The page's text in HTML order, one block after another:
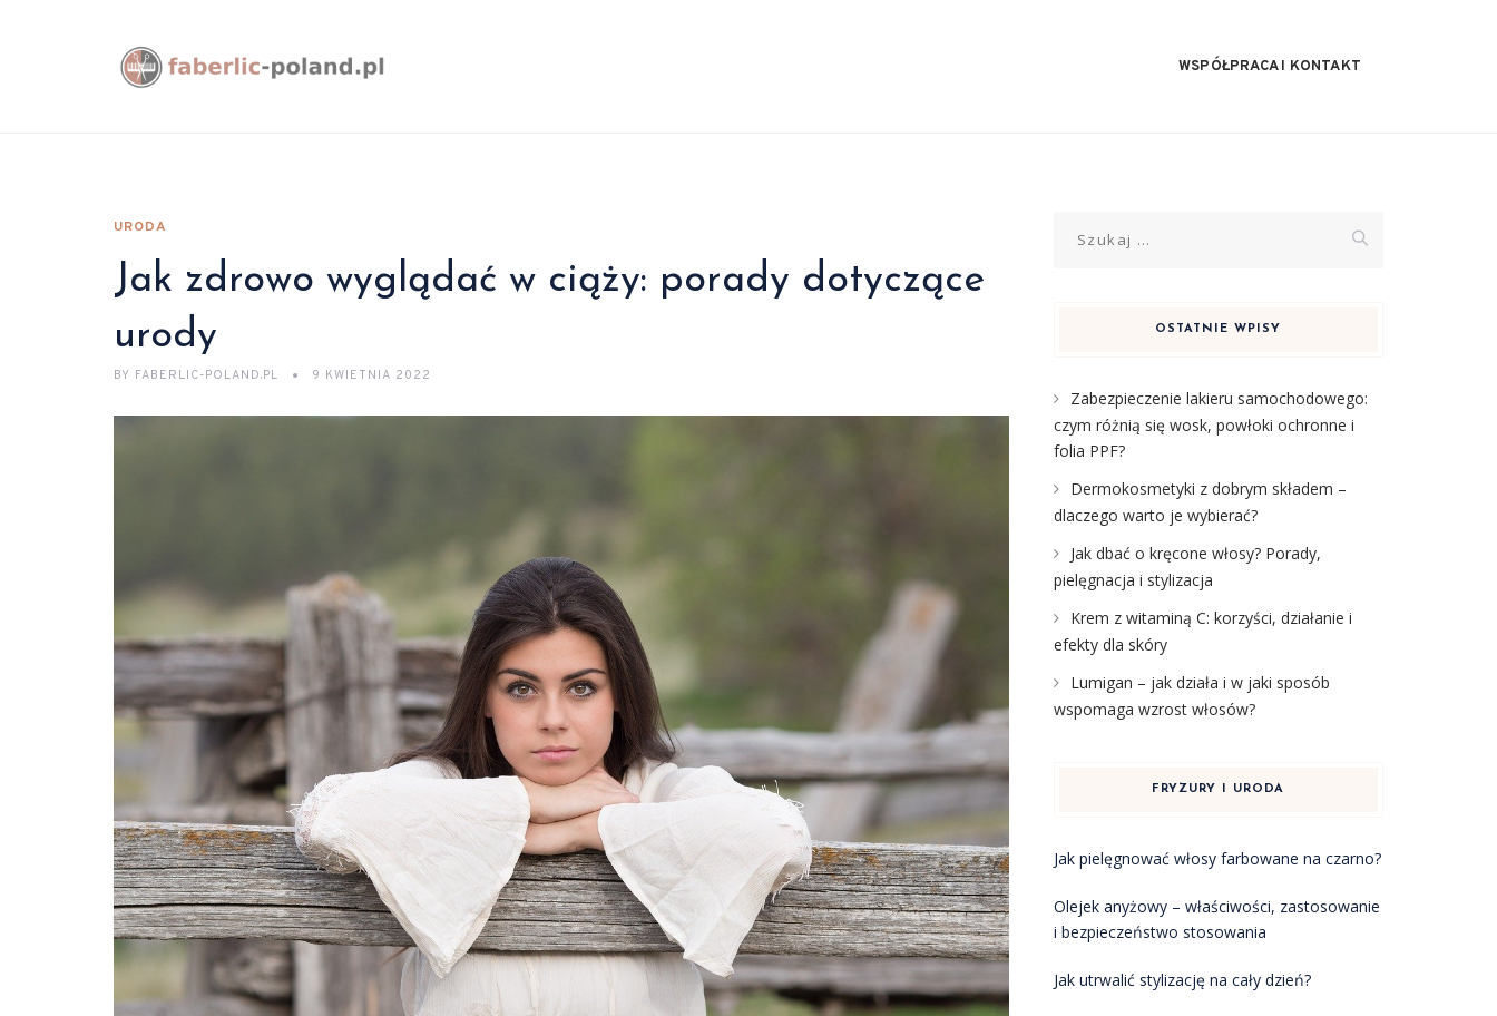
WSPÓŁPRACA I KONTAKT
URODA
Jak zdrowo wyglądać w ciąży: porady dotyczące
urody
BY FABERLIC-POLAND.PL 9 KWIETNIA 2022
OSTATNIE WPISY
Zabezpieczenie lakieru samochodowego:
czym różnią się wosk, powłoki ochronne i
folia PPF?
Dermokosmetyki z dobrym składem –
dlaczego warto je wybierać?
Jak dbać o kręcone włosy? Porady,
pielęgnacja i stylizacja
Krem z witaminą C: korzyści, działanie i
efekty dla skóry
Lumigan – jak działa i w jaki sposób
wspomaga wzrost włosów?
FRYZURY I URODA
Jak pielęgnować włosy farbowane na czarno?
Olejek anyżowy – właściwości, zastosowanie
i bezpieczeństwo stosowania
Jak utrwalić stylizację na cały dzień?